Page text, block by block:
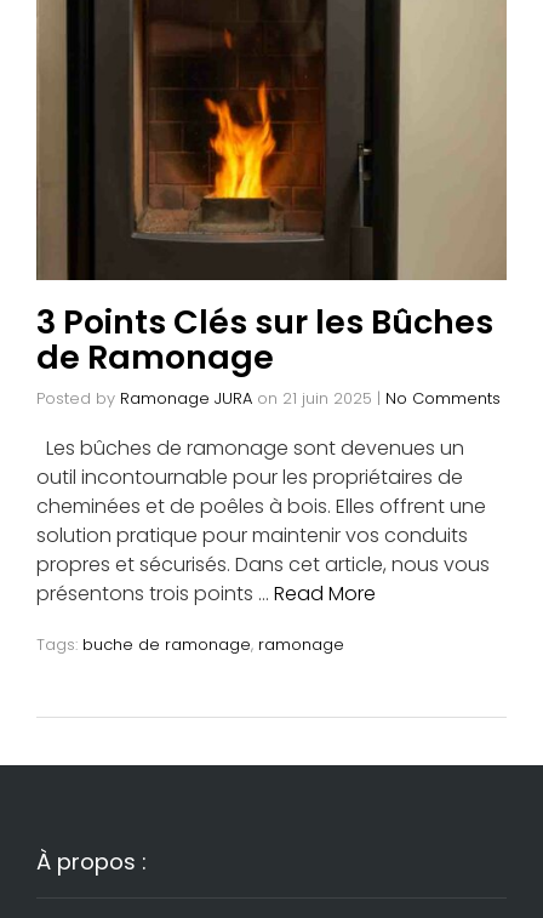
3 Points Clés sur les Bûches
de Ramonage
Posted by Ramonage JURA on 21 juin 2025 | No Comments
Les bûches de ramonage sont devenues un
outil incontournable pour les propriétaires de
cheminées et de poêles à bois. Elles offrent une
solution pratique pour maintenir vos conduits
propres et sécurisés. Dans cet article, nous vous
présentons trois points … Read More
Tags: buche de ramonage, ramonage
À propos :